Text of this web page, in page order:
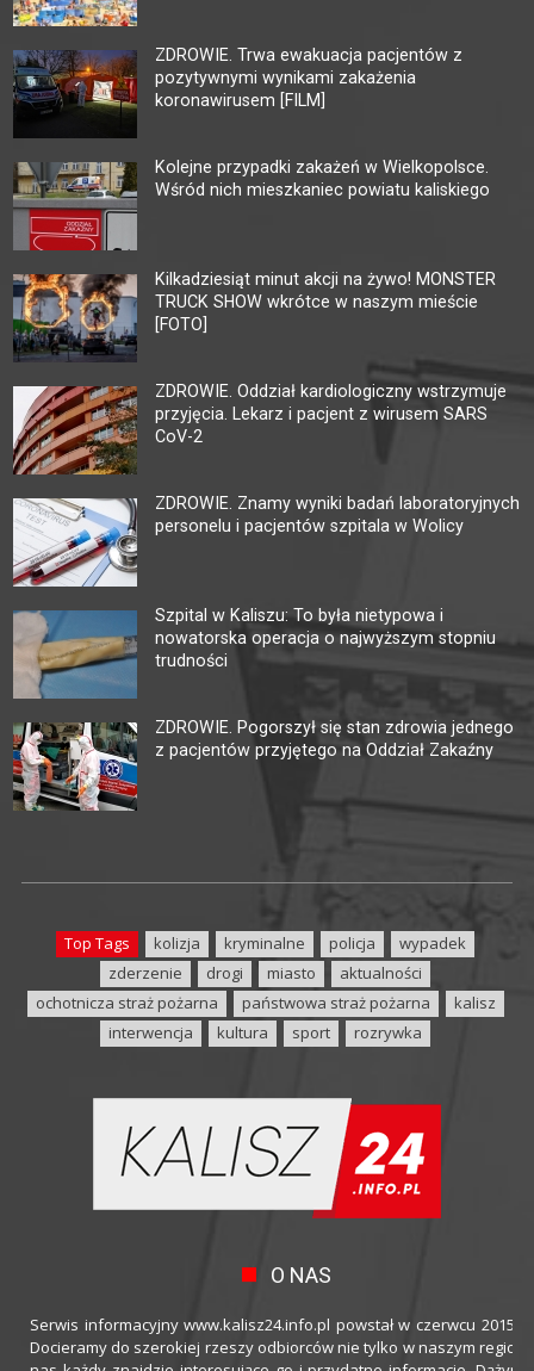
ZDROWIE. Trwa ewakuacja pacjentów z
pozytywnymi wynikami zakażenia
koronawirusem [FILM]
Kolejne przypadki zakażeń w Wielkopolsce.
Wśród nich mieszkaniec powiatu kaliskiego
Kilkadziesiąt minut akcji na żywo! MONSTER
TRUCK SHOW wkrótce w naszym mieście
[FOTO]
ZDROWIE. Oddział kardiologiczny wstrzymuje
przyjęcia. Lekarz i pacjent z wirusem SARS
CoV-2
ZDROWIE. Znamy wyniki badań laboratoryjnych
personelu i pacjentów szpitala w Wolicy
Szpital w Kaliszu: To była nietypowa i
nowatorska operacja o najwyższym stopniu
trudności
ZDROWIE. Pogorszył się stan zdrowia jednego
z pacjentów przyjętego na Oddział Zakaźny
Top Tags kolizja kryminalne policja
wypadek
zderzenie
drogi miasto
aktualności
ochotnicza straż pożarna
państwowa straż pożarna
kalisz
interwencja
kultura sport rozrywka
O NAS
Serwis informacyjny www.kalisz24.info.pl powstał w czerwcu 2015
Docieramy do szerokiej rzeszy odbiorców nie tylko w naszym